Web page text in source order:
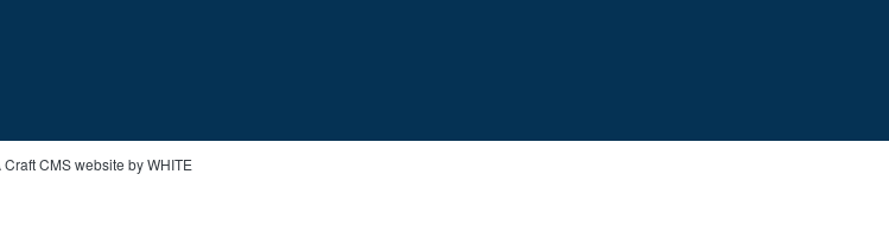
Craft CMS website by WHITE